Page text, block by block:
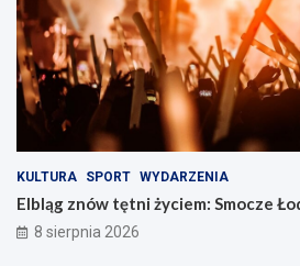
r
o
ż
n
o
i
n
d
r
e
n
a
r
z
e
e
!KULTURA SPORT WYDARZENIA
Elbląg znów tętni życiem: Smocze
8 sierpnia 2026